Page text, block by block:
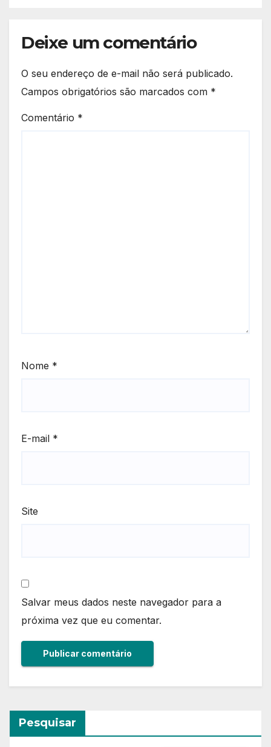
Deixe um comentário
O seu endereço de e-mail não será publicado.
Campos obrigatórios são marcados com *
Comentário *
Nome *
E-mail *
Site
Salvar meus dados neste navegador para a
próxima vez que eu comentar.
Pesquisar